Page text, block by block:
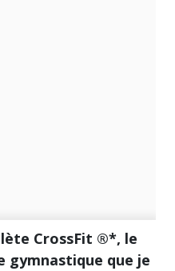
CrossFit ®*, le
gymnastique que je